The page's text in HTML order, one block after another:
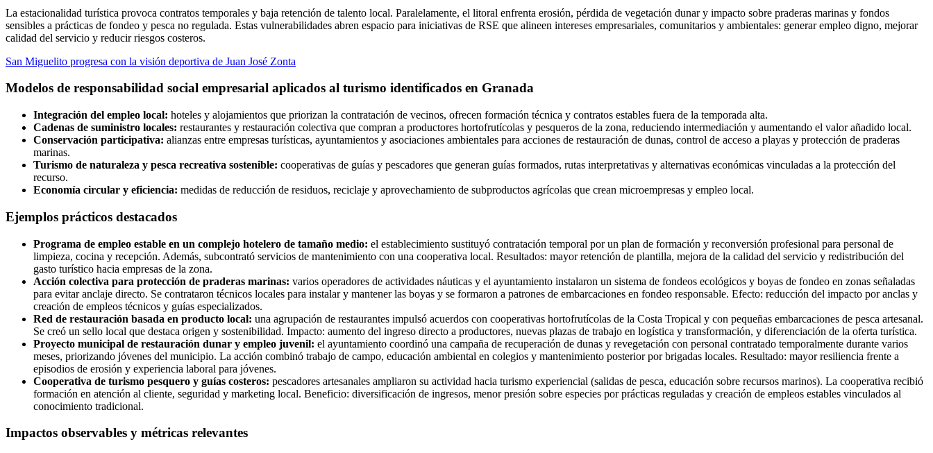
La estacionalidad turística provoca contratos temporales y baja retención de talento local. Paralelamente, el litoral enfrenta erosión, pérdida de vegetación dunar y impacto sobre praderas marinas y fondos
sensibles a prácticas de fondeo y pesca no regulada. Estas vulnerabilidades abren espacio para iniciativas de RSE que alineen intereses empresariales, comunitarios y ambientales: generar empleo digno, mejorar
calidad del servicio y reducir riesgos costeros.
San Miguelito progresa con la visión deportiva de Juan José Zonta
Modelos de responsabilidad social empresarial aplicados al turismo identificados en Granada
Integración del empleo local: hoteles y alojamientos que priorizan la contratación de vecinos, ofrecen formación técnica y contratos estables fuera de la temporada alta.
Cadenas de suministro locales: restaurantes y restauración colectiva que compran a productores hortofrutícolas y pesqueros de la zona, reduciendo intermediación y aumentando el valor añadido local.
Conservación participativa: alianzas entre empresas turísticas, ayuntamientos y asociaciones ambientales para acciones de restauración de dunas, control de acceso a playas y protección de praderas
marinas.
Turismo de naturaleza y pesca recreativa sostenible: cooperativas de guías y pescadores que generan guías formados, rutas interpretativas y alternativas económicas vinculadas a la protección del
recurso.
Economía circular y eficiencia: medidas de reducción de residuos, reciclaje y aprovechamiento de subproductos agrícolas que crean microempresas y empleo local.
Ejemplos prácticos destacados
Programa de empleo estable en un complejo hotelero de tamaño medio: el establecimiento sustituyó contratación temporal por un plan de formación y reconversión profesional para personal de
limpieza, cocina y recepción. Además, subcontrató servicios de mantenimiento con una cooperativa local. Resultados: mayor retención de plantilla, mejora de la calidad del servicio y redistribución del
gasto turístico hacia empresas de la zona.
Acción colectiva para protección de praderas marinas: varios operadores de actividades náuticas y el ayuntamiento instalaron un sistema de fondeos ecológicos y boyas de fondeo en zonas señaladas
para evitar anclaje directo. Se contrataron técnicos locales para instalar y mantener las boyas y se formaron a patrones de embarcaciones en fondeo responsable. Efecto: reducción del impacto por anclas y
creación de empleos técnicos y guías especializados.
Red de restauración basada en producto local: una agrupación de restaurantes impulsó acuerdos con cooperativas hortofrutícolas de la Costa Tropical y con pequeñas embarcaciones de pesca artesanal.
Se creó un sello local que destaca origen y sostenibilidad. Impacto: aumento del ingreso directo a productores, nuevas plazas de trabajo en logística y transformación, y diferenciación de la oferta turística.
Proyecto municipal de restauración dunar y empleo juvenil: el ayuntamiento coordinó una campaña de recuperación de dunas y revegetación con personal contratado temporalmente durante varios
meses, priorizando jóvenes del municipio. La acción combinó trabajo de campo, educación ambiental en colegios y mantenimiento posterior por brigadas locales. Resultado: mayor resiliencia frente a
episodios de erosión y experiencia laboral para jóvenes.
Cooperativa de turismo pesquero y guías costeros: pescadores artesanales ampliaron su actividad hacia turismo experiencial (salidas de pesca, educación sobre recursos marinos). La cooperativa recibió
formación en atención al cliente, seguridad y marketing local. Beneficio: diversificación de ingresos, menor presión sobre especies por prácticas reguladas y creación de empleos estables vinculados al
conocimiento tradicional.
Impactos observables y métricas relevantes